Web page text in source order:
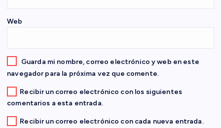
r
d
a
s
Web
Guarda mi nombre, correo electrónico y web en este
navegador para la próxima vez que comente.
Recibir un correo electrónico con los siguientes
comentarios a esta entrada.
Recibir un correo electrónico con cada nueva entrada.